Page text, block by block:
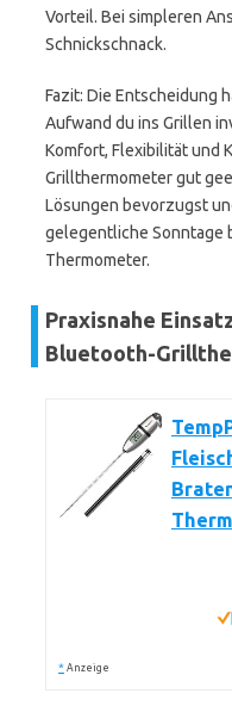
Vorteil. Bei simpleren
Schnickschnack.
Fazit: Die Entscheidung
Aufwand du ins Grillen
Komfort, Flexibilität und
Grillthermometer gut
Lösungen bevorzugst
gelegentliche Sonntage
Thermometer.
Praxisnahe
Bluetooth-
* Anzeige